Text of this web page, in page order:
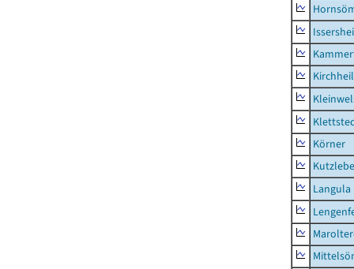
Körner
Langula